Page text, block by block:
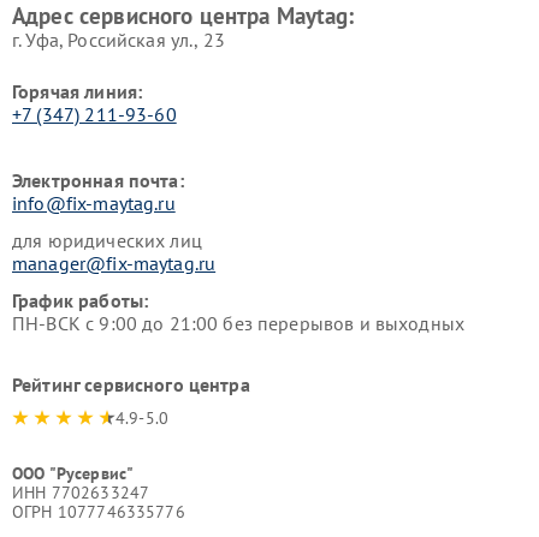
Адрес сервисного центра Maytag:
г. Уфа, Российская ул., 23
Горячая линия:
+7 (347) 211-93-60
Электронная почта:
info@fix-maytag.ru
для юридических лиц
manager@fix-maytag.ru
График работы:
ПН-ВСК с 9:00 до 21:00 без перерывов и выходных
Рейтинг сервисного центра
4.9-5.0
ООО "Русервис"
ИНН 7702633247
ОГРН 1077746335776